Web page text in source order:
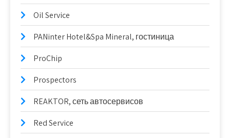
Oil Service
PANinter Hotel&Spa Mineral, гостиница
ProChip
Prospectors
REAKTOR, сеть автосервисов
Red Service